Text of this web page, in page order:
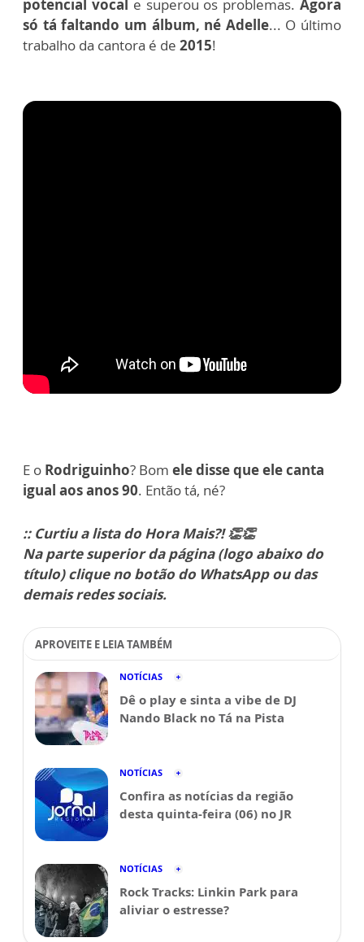
potencial vocal e superou os problemas.Agora
só tá faltando um álbum, né Adelle... O último
trabalho da cantora é de 2015!
E o Rodriguinho? Bom ele disse que ele canta
igual aos anos 90. Então tá, né?
:: Curtiu a lista do Hora Mais?! 👏👏
Na parte superior da página (logo abaixo do
título) clique no botão do WhatsApp ou das
demais redes sociais.
APROVEITE E LEIA TAMBÉM
NOTÍCIAS
Dê o play e sinta a vibe de DJ
Nando Black no Tá na Pista
NOTÍCIAS
Confira as notícias da região
desta quinta-feira (06) no JR
NOTÍCIAS
Rock Tracks: Linkin Park para
aliviar o estresse?